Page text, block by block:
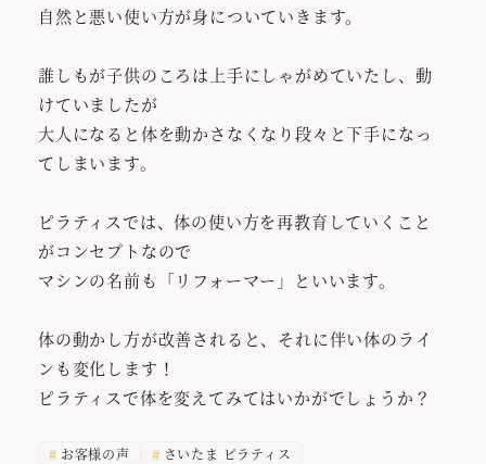
自然と悪い使い方が身についていきます。
誰しもが子供のころは上手にしゃがめていたし、動
けていましたが
大人になると体を動かさなくなり段々と下手になっ
てしまいます。
ピラティスでは、体の使い方を再教育していくこと
がコンセプトなので
マシンの名前も「リフォーマー」といいます。
体の動かし方が改善されると、それに伴い体のライ
ンも変化します！
ピラティスで体を変えてみてはいかがでしょうか？
お客様の声
さいたま ピラティス